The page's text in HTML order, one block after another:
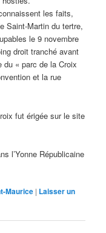
les faits,
Saint-Martin du tertre,
le 9 novembre
droit tranché avant
du « parc de la Croix
et la rue
fut érigée sur le site
l’Yonne Républicaine
Maurice | Laisser un